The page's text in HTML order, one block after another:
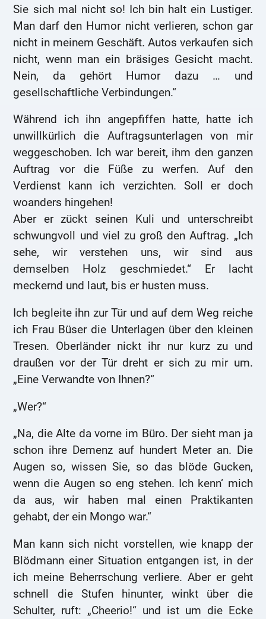
Sie sich mal nicht so! Ich bin halt ein Lustiger.
Man darf den Humor nicht verlieren, schon gar
nicht in meinem Geschäft. Autos verkaufen sich
nicht, wenn man ein bräsiges Gesicht macht.
Nein, da gehört Humor dazu … und
gesellschaftliche Verbindungen.“
Während ich ihn angepfiffen hatte, hatte ich
unwillkürlich die Auftragsunterlagen von mir
weggeschoben. Ich war bereit, ihm den ganzen
Auftrag vor die Füße zu werfen. Auf den
Verdienst kann ich verzichten. Soll er doch
woanders hingehen!
Aber er zückt seinen Kuli und unterschreibt
schwungvoll und viel zu groß den Auftrag. „Ich
sehe, wir verstehen uns, wir sind aus
demselben Holz geschmiedet.“ Er lacht
meckernd und laut, bis er husten muss.
Ich begleite ihn zur Tür und auf dem Weg reiche
ich Frau Büser die Unterlagen über den kleinen
Tresen. Oberländer nickt ihr nur kurz zu und
draußen vor der Tür dreht er sich zu mir um.
„Eine Verwandte von Ihnen?“
„Wer?“
„Na, die Alte da vorne im Büro. Der sieht man ja
schon ihre Demenz auf hundert Meter an. Die
Augen so, wissen Sie, so das blöde Gucken,
wenn die Augen so eng stehen. Ich kenn‘ mich
da aus, wir haben mal einen Praktikanten
gehabt, der ein Mongo war.“
Man kann sich nicht vorstellen, wie knapp der
Blödmann einer Situation entgangen ist, in der
ich meine Beherrschung verliere. Aber er geht
schnell die Stufen hinunter, winkt über die
Schulter, ruft: „Cheerio!“ und ist um die Ecke